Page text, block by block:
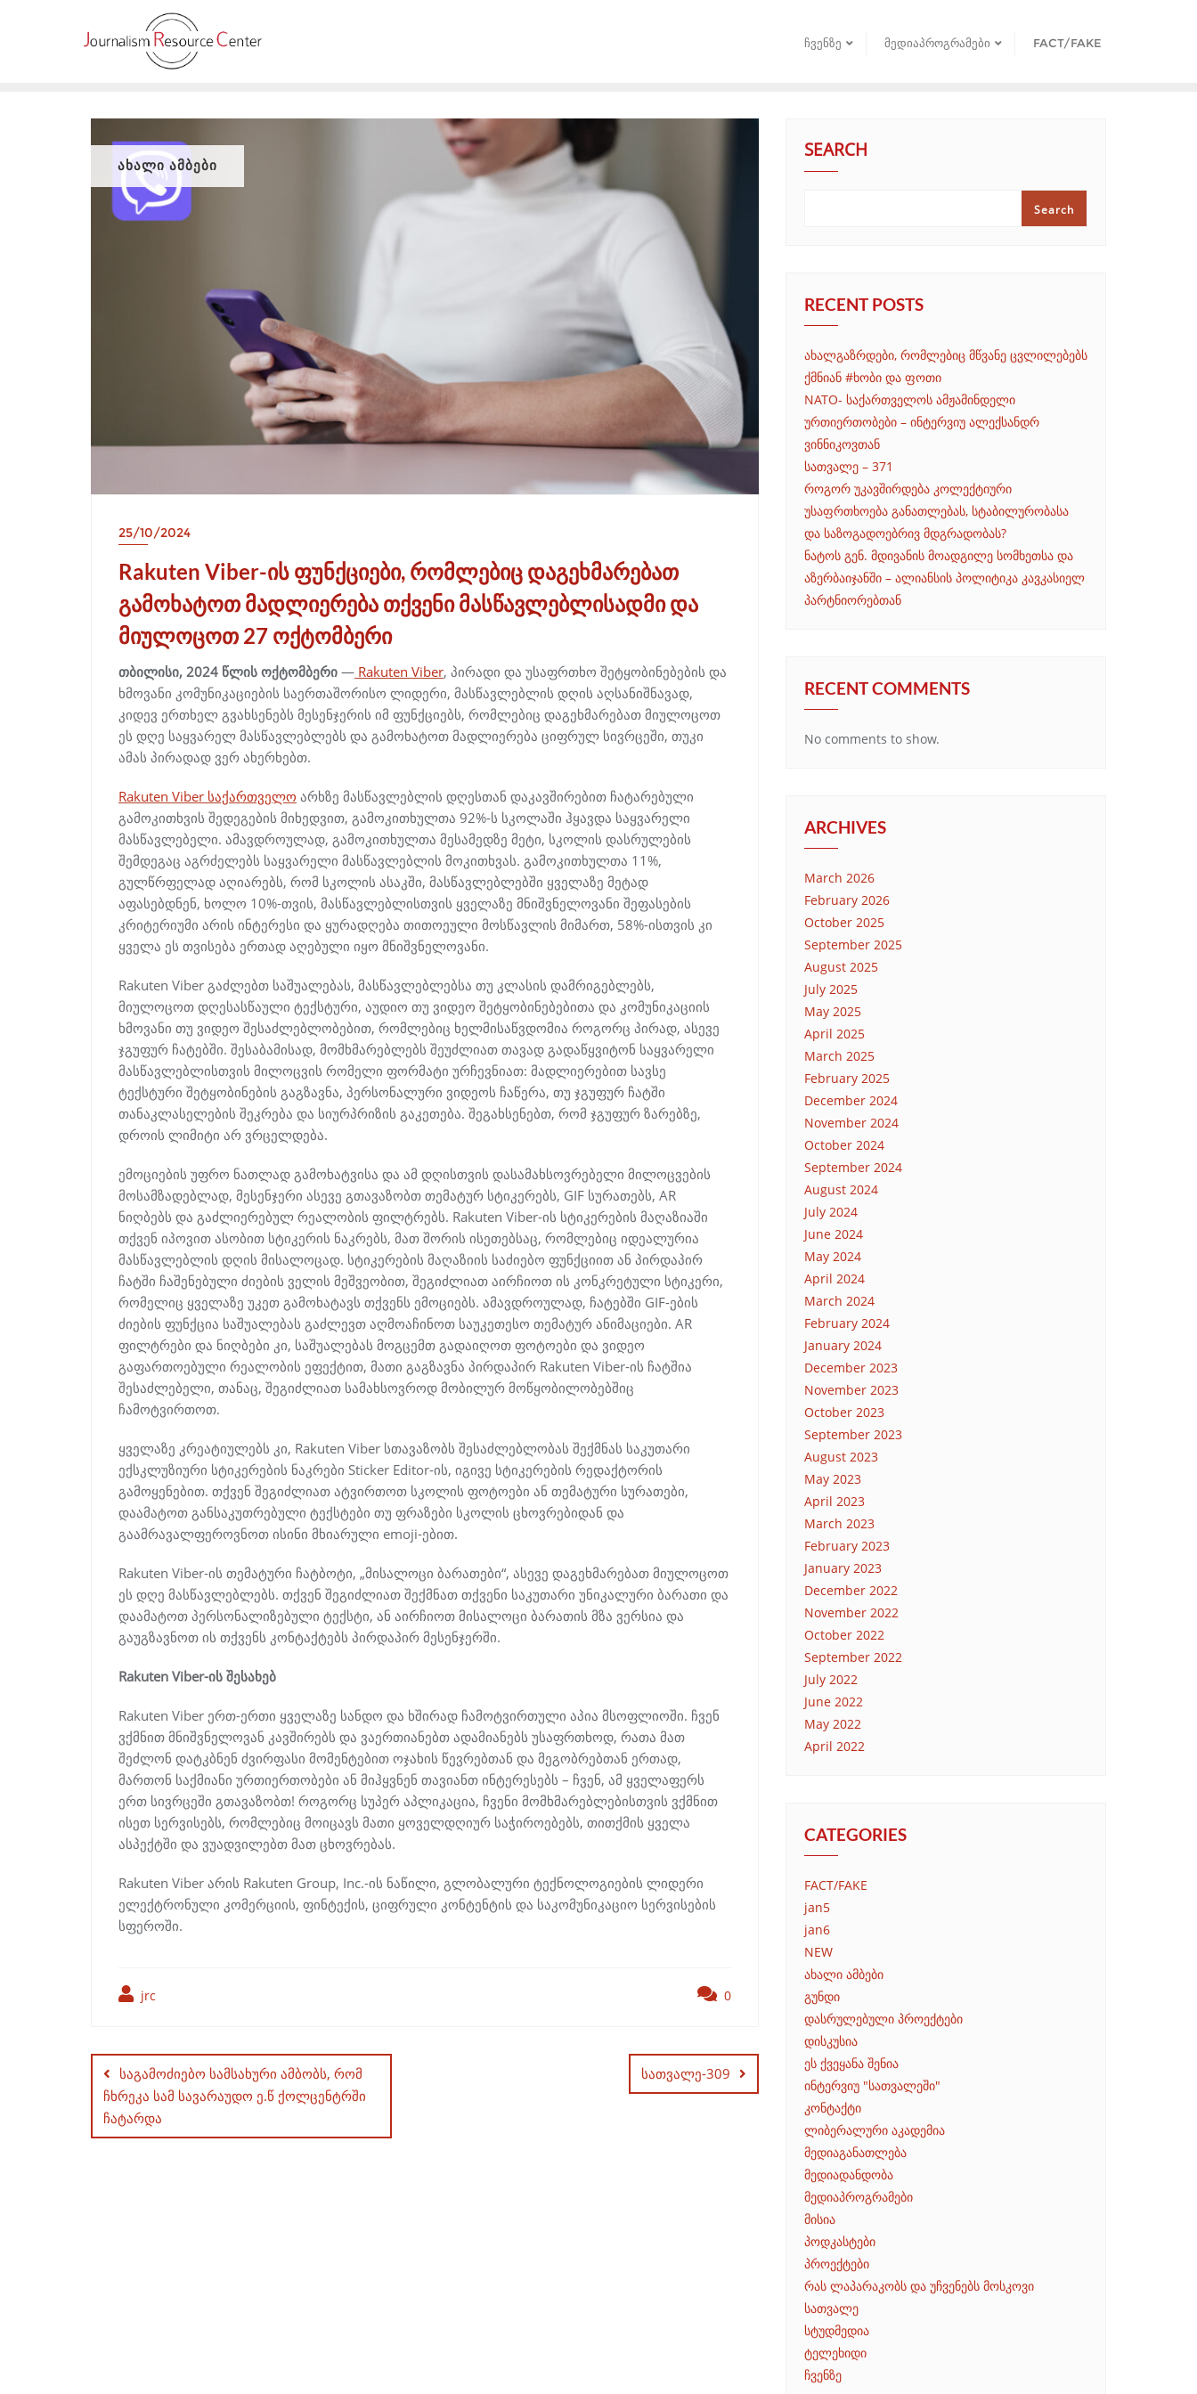
ᲩᲕᲔᲜᲖᲔ ᲛᲔᲓᲘᲐᲞᲠᲝᲒᲠᲐᲛᲔᲑᲘ FACT/FAKE
ᲐᲮᲐᲚᲘ ᲐᲛᲑᲔᲑᲘ
25/10/2024
Rakuten Viber-ის ფუნქციები, რომლებიც დაგეხმარებათ
გამოხატოთ მადლიერება თქვენი მასწავლებლისადმი და
მიულოცოთ 27 ოქტომბერი
თბილისი, 2024 წლის ოქტომბერი — Rakuten Viber, პირადი და უსაფრთხო შეტყობინებების და
ხმოვანი კომუნიკაციების საერთაშორისო ლიდერი, მასწავლებლის დღის აღსანიშნავად,
კიდევ ერთხელ გვახსენებს მესენჯერის იმ ფუნქციებს, რომლებიც დაგეხმარებათ მიულოცოთ
ეს დღე საყვარელ მასწავლებლებს და გამოხატოთ მადლიერება ციფრულ სივრცეში, თუკი
ამას პირადად ვერ ახერხებთ.
Rakuten Viber საქართველო არხზე მასწავლებლის დღესთან დაკავშირებით ჩატარებული
გამოკითხვის შედეგების მიხედვით, გამოკითხულთა 92%-ს სკოლაში ჰყავდა საყვარელი
მასწავლებელი. ამავდროულად, გამოკითხულთა მესამედზე მეტი, სკოლის დასრულების
შემდეგაც აგრძელებს საყვარელი მასწავლებლის მოკითხვას. გამოკითხულთა 11%,
გულწრფელად აღიარებს, რომ სკოლის ასაკში, მასწავლებლებში ყველაზე მეტად
აფასებდნენ, ხოლო 10%-თვის, მასწავლებლისთვის ყველაზე მნიშვნელოვანი შეფასების
კრიტერიუმი არის ინტერესი და ყურადღება თითოეული მოსწავლის მიმართ, 58%-ისთვის კი
ყველა ეს თვისება ერთად აღებული იყო მნიშვნელოვანი.
Rakuten Viber გაძლებთ საშუალებას, მასწავლებლებსა თუ კლასის დამრიგებლებს,
მიულოცოთ დღესასწაული ტექსტური, აუდიო თუ ვიდეო შეტყობინებებითა და კომუნიკაციის
ხმოვანი თუ ვიდეო შესაძლებლობებით, რომლებიც ხელმისაწვდომია როგორც პირად, ასევე
ჯგუფურ ჩატებში. შესაბამისად, მომხმარებლებს შეუძლიათ თავად გადაწყვიტონ საყვარელი
მასწავლებლისთვის მილოცვის რომელი ფორმატი ურჩევნიათ: მადლიერებით სავსე
ტექსტური შეტყობინების გაგზავნა, პერსონალური ვიდეოს ჩაწერა, თუ ჯგუფურ ჩატში
თანაკლასელების შეკრება და სიურპრიზის გაკეთება. შეგახსენებთ, რომ ჯგუფურ ზარებზე,
დროის ლიმიტი არ ვრცელდება.
ემოციების უფრო ნათლად გამოხატვისა და ამ დღისთვის დასამახსოვრებელი მილოცვების
მოსამზადებლად, მესენჯერი ასევე გთავაზობთ თემატურ სტიკერებს, GIF სურათებს, AR
ნიღბებს და გაძლიერებულ რეალობის ფილტრებს. Rakuten Viber-ის სტიკერების მაღაზიაში
თქვენ იპოვით ასობით სტიკერის ნაკრებს, მათ შორის ისეთებსაც, რომლებიც იდეალურია
მასწავლებლის დღის მისალოცად. სტიკერების მაღაზიის საძიებო ფუნქციით ან პირდაპირ
ჩატში ჩაშენებული ძიების ველის მეშვეობით, შეგიძლიათ აირჩიოთ ის კონკრეტული სტიკერი,
რომელიც ყველაზე უკეთ გამოხატავს თქვენს ემოციებს. ამავდროულად, ჩატებში GIF-ების
ძიების ფუნქცია საშუალებას გაძლევთ აღმოაჩინოთ საუკეთესო თემატურ ანიმაციები. AR
ფილტრები და ნიღბები კი, საშუალებას მოგცემთ გადაიღოთ ფოტოები და ვიდეო
გაფართოებული რეალობის ეფექტით, მათი გაგზავნა პირდაპირ Rakuten Viber-ის ჩატშია
შესაძლებელი, თანაც, შეგიძლიათ სამახსოვროდ მობილურ მოწყობილობებშიც
ჩამოტვირთოთ.
ყველაზე კრეატიულებს კი, Rakuten Viber სთავაზობს შესაძლებლობას შექმნას საკუთარი
ექსკლუზიური სტიკერების ნაკრები Sticker Editor-ის, იგივე სტიკერების რედაქტორის
გამოყენებით. თქვენ შეგიძლიათ ატვირთოთ სკოლის ფოტოები ან თემატური სურათები,
დაამატოთ განსაკუთრებული ტექსტები თუ ფრაზები სკოლის ცხოვრებიდან და
გაამრავალფეროვნოთ ისინი მხიარული emoji-ებით.
Rakuten Viber-ის თემატური ჩატბოტი, „მისალოცი ბარათები“, ასევე დაგეხმარებათ მიულოცოთ
ეს დღე მასწავლებლებს. თქვენ შეგიძლიათ შექმნათ თქვენი საკუთარი უნიკალური ბარათი და
დაამატოთ პერსონალიზებული ტექსტი, ან აირჩიოთ მისალოცი ბარათის მზა ვერსია და
გაუგზავნოთ ის თქვენს კონტაქტებს პირდაპირ მესენჯერში.
Rakuten Viber-ის შესახებ
Rakuten Viber ერთ-ერთი ყველაზე სანდო და ხშირად ჩამოტვირთული აპია მსოფლიოში. ჩვენ
ვქმნით მნიშვნელოვან კავშირებს და ვაერთიანებთ ადამიანებს უსაფრთხოდ, რათა მათ
შეძლონ დატკბნენ ძვირფასი მომენტებით ოჯახის წევრებთან და მეგობრებთან ერთად,
მართონ საქმიანი ურთიერთობები ან მიჰყვნენ თავიანთ ინტერესებს – ჩვენ, ამ ყველაფერს
ერთ სივრცეში გთავაზობთ! როგორც სუპერ აპლიკაცია, ჩვენი მომხმარებლებისთვის ვქმნით
ისეთ სერვისებს, რომლებიც მოიცავს მათი ყოველდღიურ საჭიროებებს, თითქმის ყველა
ასპექტში და ვუადვილებთ მათ ცხოვრებას.
Rakuten Viber არის Rakuten Group, Inc.-ის ნაწილი, გლობალური ტექნოლოგიების ლიდერი
ელექტრონული კომერციის, ფინტექის, ციფრული კონტენტის და საკომუნიკაციო სერვისების
სფეროში.
jrc 0
Post
navigation
საგამოძიებო სამსახური ამბობს, რომ
ჩხრეკა სამ სავარაუდო ე.წ ქოლცენტრში
ჩატარდა
სათვალე-309
SEARCH
Search
RECENT POSTS
ახალგაზრდები, რომლებიც მწვანე ცვლილებებს
ქმნიან #ხობი და ფოთი
NATO- საქართველოს ამჟამინდელი
ურთიერთობები – ინტერვიუ ალექსანდრ
ვინნიკოვთან
სათვალე – 371
როგორ უკავშირდება კოლექტიური
უსაფრთხოება განათლებას, სტაბილურობასა
და საზოგადოებრივ მდგრადობას?
ნატოს გენ. მდივანის მოადგილე სომხეთსა და
აზერბაიჯანში – ალიანსის პოლიტიკა კავკასიელ
პარტნიორებთან
RECENT COMMENTS
No comments to show.
ARCHIVES
March 2026
February 2026
October 2025
September 2025
August 2025
July 2025
May 2025
April 2025
March 2025
February 2025
December 2024
November 2024
October 2024
September 2024
August 2024
July 2024
June 2024
May 2024
April 2024
March 2024
February 2024
January 2024
December 2023
November 2023
October 2023
September 2023
August 2023
May 2023
April 2023
March 2023
February 2023
January 2023
December 2022
November 2022
October 2022
September 2022
July 2022
June 2022
May 2022
April 2022
CATEGORIES
FACT/FAKE
jan5
jan6
NEW
ახალი ამბები
გუნდი
დასრულებული პროექტები
დისკუსია
ეს ქვეყანა შენია
ინტერვიუ "სათვალეში"
კონტაქტი
ლიბერალური აკადემია
მედიაგანათლება
მედიადანდობა
მედიაპროგრამები
მისია
პოდკასტები
პროექტები
რას ლაპარაკობს და უჩვენებს მოსკოვი
სათვალე
სტუდმედია
ტელეხიდი
ჩვენზე